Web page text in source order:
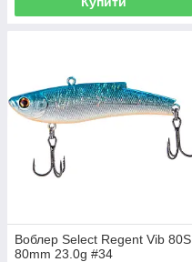
Воблер Select Regent Vib 80S
80mm 23.0g #34